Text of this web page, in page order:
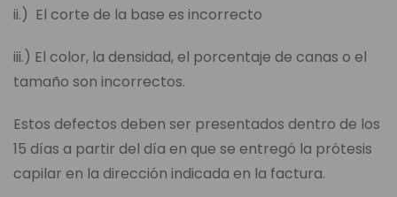
ii.) El corte de la base es incorrecto
iii.) El color, la densidad, el porcentaje de canas o el
tamaño son incorrectos.
Estos defectos deben ser presentados dentro de los
15 días a partir del día en que se entregó la prótesis
capilar en la dirección indicada en la factura.